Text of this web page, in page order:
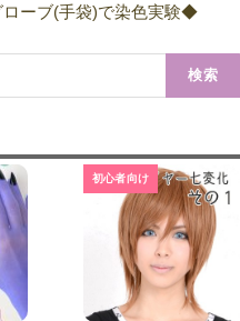
ーブ(手袋)で染色実験◆
初心者向け